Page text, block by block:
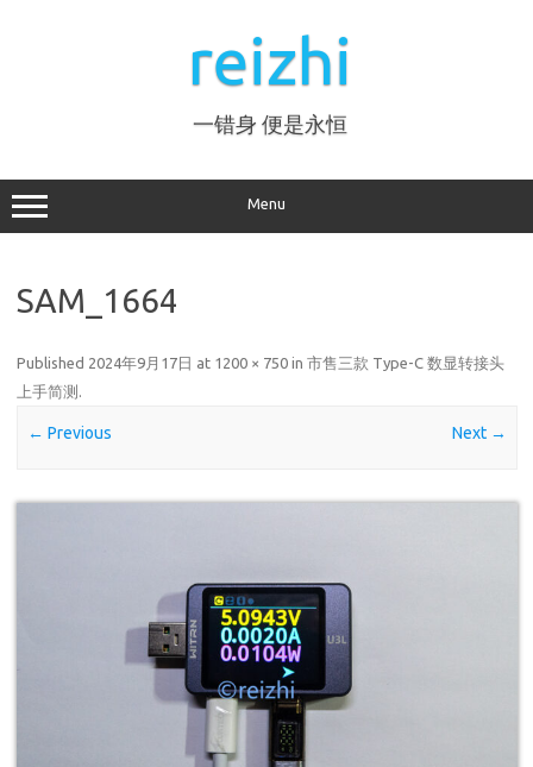
reizhi
一错身 便是永恒
Menu
SAM_1664
Published 2024年9月17日 at 1200 × 750 in 市售三款 Type-C 数显转接头
上手简测 .
← Previous Next →